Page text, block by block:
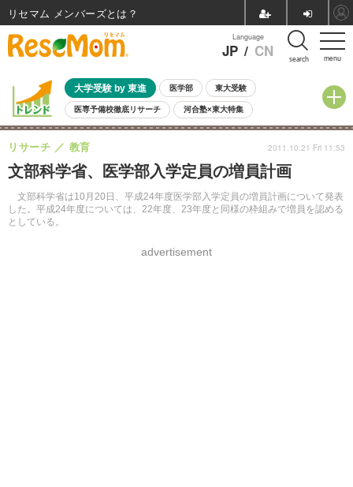
menu
Language
JP / CN search
大学受験 by 東進 医学部 東大受験
医専予備校徹底リサーチ 河合塾×東大特集
親子で考える大学選び 高校受験 中学受験 小学校受験
共通テスト 夏休み
8月開催イベント・WS 全国公立高校 過去問 人気記事
自由研究教材（小学生向け） 自由研究教材（中学生向け） ランキング
文部科学省、医学部入学定員の増員計画
文部科学省は10月20日、平成24年度医学部入学定員の増員計画について発表
した。平成24年度については、22年度、23年度と同様の枠組みで増員を認める
としている。
リサーチ 教育
advertisement
2011.10.21 Fri 11:53
リセマム メンバーズ